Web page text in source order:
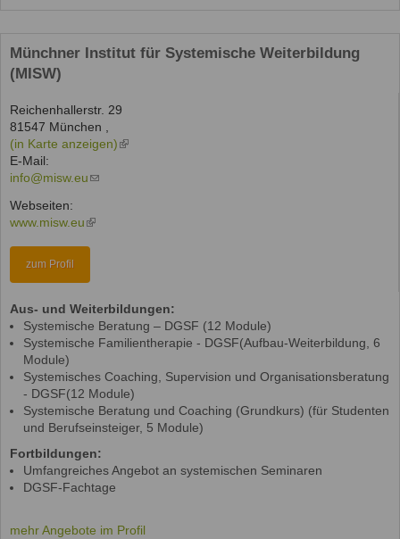
Münchner Institut für Systemische Weiterbildung
(MISW)
Reichenhallerstr. 29
81547 München ,
(in Karte anzeigen)(link
E-Mail:
info@misw.eu(link
mail)
Webseiten:
www.misw.eu(link
zum Profil
Aus- und Weiterbildungen:
Systemische Beratung – DGSF (12 Module)
Systemische Familientherapie - DGSF(Aufbau-Weiterbildung, 6
Module)
Systemisches Coaching, Supervision und Organisationsberatung
- DGSF(12 Module)
Systemische Beratung und Coaching (Grundkurs) (für Studenten
und Berufseinsteiger, 5 Module)
Fortbildungen:
Umfangreiches Angebot an systemischen Seminaren
DGSF-Fachtage
mehr Angebote im Profil